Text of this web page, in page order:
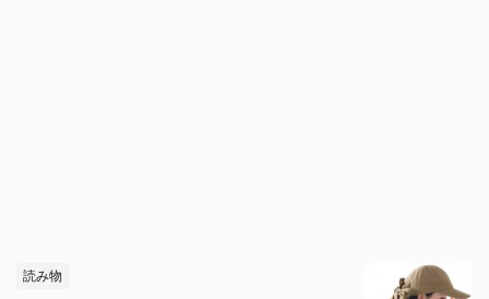
読み物